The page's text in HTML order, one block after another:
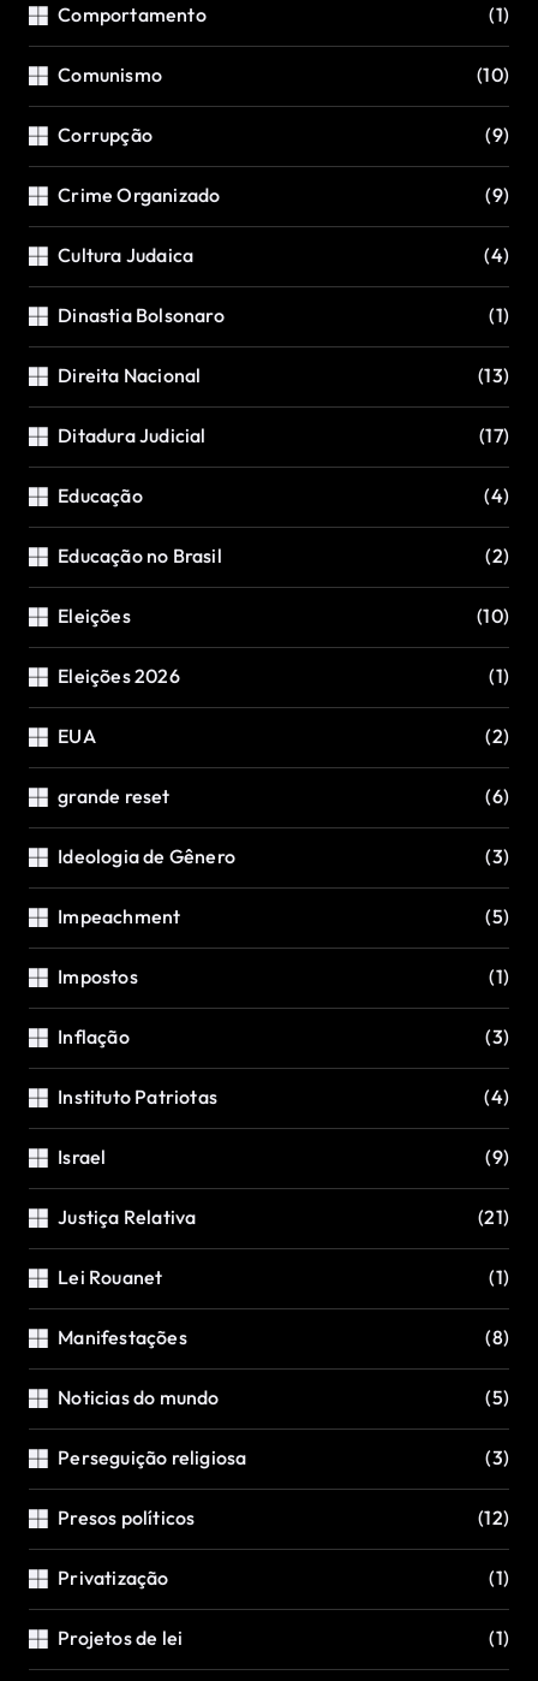
Comportamento (1)
Comunismo (10)
Corrupção (9)
Crime Organizado (9)
Cultura Judaica (4)
Dinastia Bolsonaro (1)
Direita Nacional (13)
Ditadura Judicial (17)
Educação (4)
Educação no Brasil (2)
Eleições (10)
Eleições 2026 (1)
EUA (2)
grande reset (6)
Ideologia de Gênero (3)
Impeachment (5)
Impostos (1)
Inflação (3)
Instituto Patriotas (4)
Israel (9)
Justiça Relativa (21)
Lei Rouanet (1)
Manifestações (8)
Noticias do mundo (5)
Perseguição religiosa (3)
Presos políticos (12)
Privatização (1)
Projetos de lei (1)